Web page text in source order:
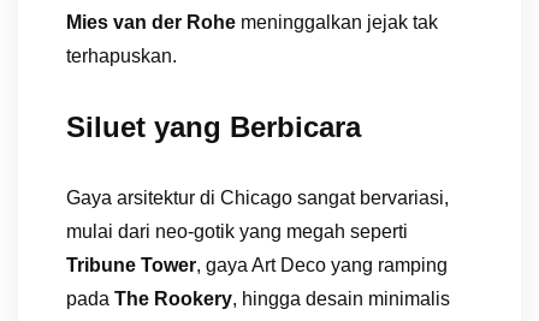
Mies van der Rohe meninggalkan jejak tak
terhapuskan.
Siluet yang Berbicara
Gaya arsitektur di Chicago sangat bervariasi,
mulai dari neo-gotik yang megah seperti
Tribune Tower, gaya Art Deco yang ramping
pada The Rookery, hingga desain minimalis